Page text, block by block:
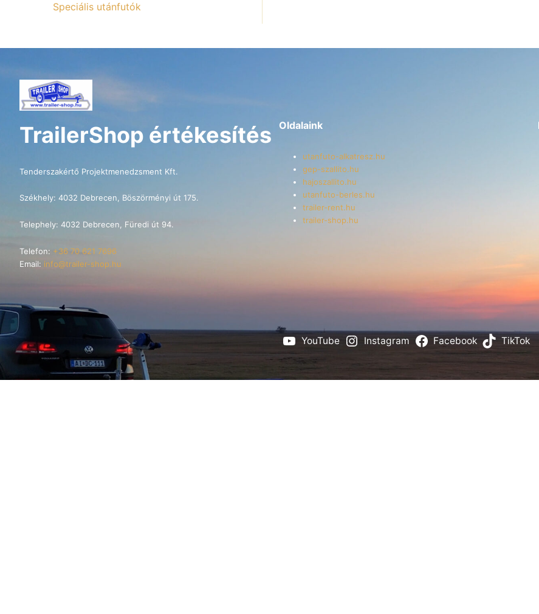
Speciális utánfutók
TrailerShop értékesítés
Tenderszakértő Projektmenedzsment Kft.
Székhely: 4032 Debrecen, Böszörményi út 175.
Telephely: 4032 Debrecen, Füredi út 94.
Telefon: +36 70 621 7696
Email: info@trailer-shop.hu
Oldalaink
utanfuto-alkatresz.hu
gep-szallito.hu
hajoszallito.hu
utanfuto-berles.hu
trailer-rent.hu
trailer-shop.hu
YouTube Instagram Facebook TikTok